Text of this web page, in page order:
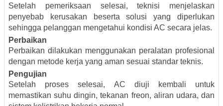
Setelah pemeriksaan selesai, teknisi menjelaskan
penyebab kerusakan beserta solusi yang diperlukan
sehingga pelanggan mengetahui kondisi AC secara jelas.
Perbaikan
Perbaikan dilakukan menggunakan peralatan profesional
dengan metode kerja yang aman sesuai standar teknis.
Pengujian
Setelah proses selesai, AC diuji kembali untuk
memastikan suhu dingin, tekanan freon, aliran udara, dan